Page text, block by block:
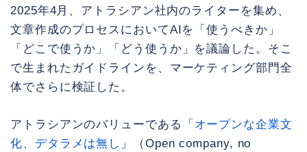
2025年4月、アトラシアン社内のライターを集め、
文章作成のプロセスにおいてAIを「使うべきか」
「どこで使うか」「どう使うか」を議論した。そこ
で生まれたガイドラインを、マーケティング部門全
体でさらに検証した。
アトラシアンのバリューである「 オープンな企業文
化、デタラメは無し 」（Open company, no